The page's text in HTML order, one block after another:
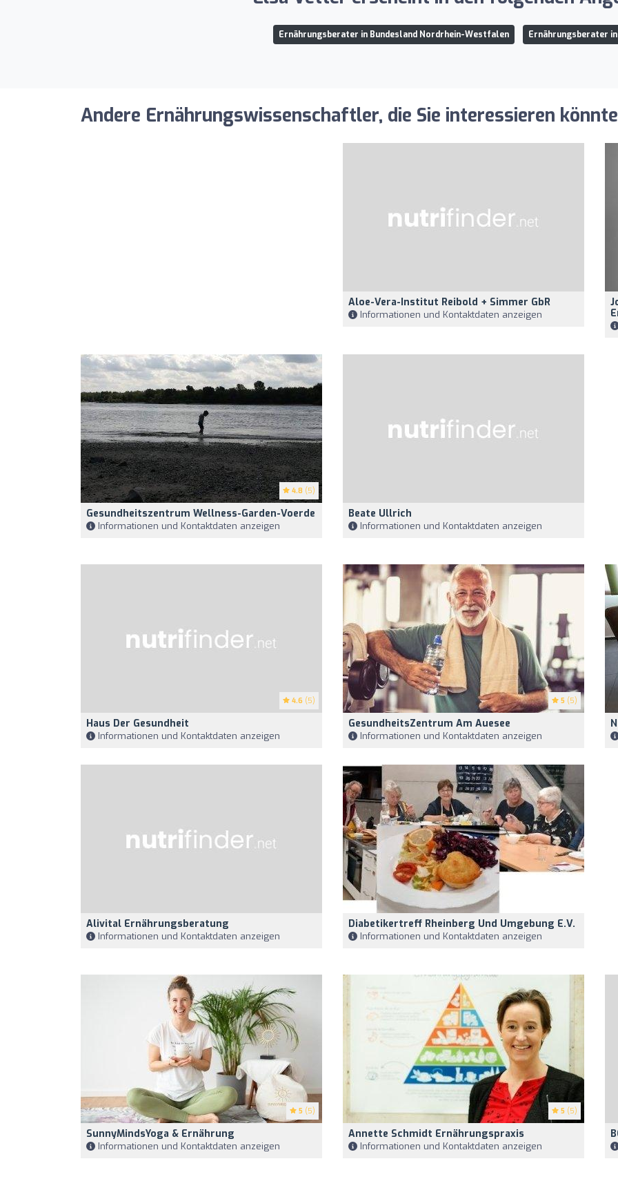
Ernährungsberater in Bundesland Nordrhein-Westfalen Ernährungsberater
Andere Ernährungswissenschaftler, die Sie interessieren
Aloe-Vera-Institut Reibold + Simmer GbR
Informationen und Kontaktdaten anzeigen
4.8 (5)
Gesundheitszentrum Wellness-Garden-Voerde
Informationen und Kontaktdaten anzeigen
Beate Ullrich
Informationen und Kontaktdaten anzeigen
4.6 (5)
Haus Der Gesundheit
Informationen und Kontaktdaten anzeigen
5 (5)
GesundheitsZentrum Am Auesee
Informationen und Kontaktdaten anzeigen
Alivital Ernährungsberatung
Informationen und Kontaktdaten anzeigen
Diabetikertreff Rheinberg Und Umgebung E.V.
Informationen und Kontaktdaten anzeigen
5 (5)
SunnyMindsYoga & Ernährung
Informationen und Kontaktdaten anzeigen
5 (5)
Annette Schmidt Ernährungspraxis
Informationen und Kontaktdaten anzeigen